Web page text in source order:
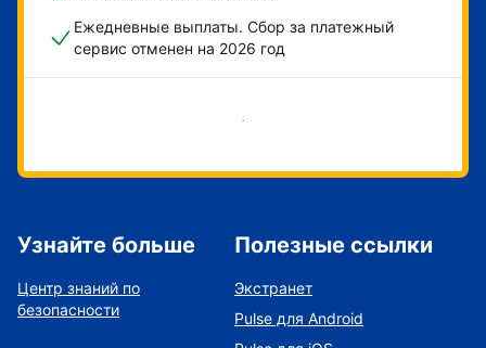
Ежедневные выплаты. Сбор за платежный
сервис отменен на 2026 год
Начать
Узнайте больше
Центр знаний по
безопасности
Полезные ссылки
Экстранет
Pulse для Android